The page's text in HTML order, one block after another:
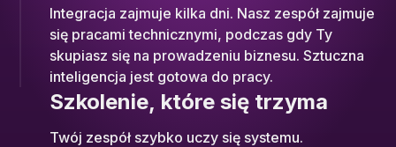
Integracja zajmuje kilka dni. Nasz zespół zajmuje
się pracami technicznymi, podczas gdy Ty
skupiasz się na prowadzeniu biznesu. Sztuczna
inteligencja jest gotowa do pracy.
Szkolenie, które się trzyma
Twój zespół szybko uczy się systemu.